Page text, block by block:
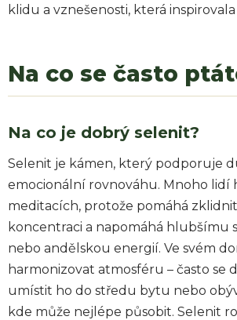
klidu a vznešenosti, která
Na co se často
Na co je dobrý selenit?
Selenit je kámen, který podporuje
emocionální rovnováhu. Mnoho lidí
meditacích, protože pomáhá
koncentraci a napomáhá hlubšímu
nebo andělskou energií. Ve svém
harmonizovat atmosféru – často se
umístit ho do středu bytu nebo
kde může nejlépe působit. Selenit